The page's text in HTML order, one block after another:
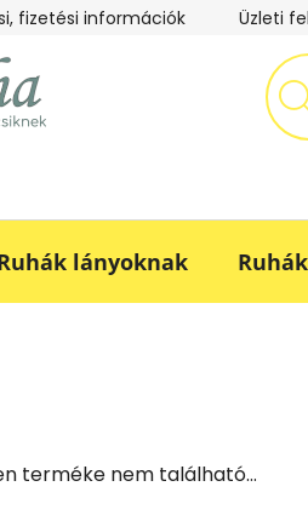
fizetési információk Üzleti
lányoknak
terméke nem található...